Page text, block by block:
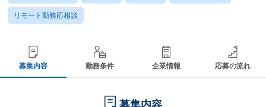
リモート勤務応相談
募集内容 勤務条件 企業情報 応募の流れ
募集内容